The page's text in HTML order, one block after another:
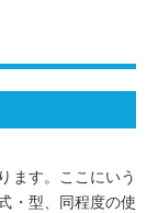
ます。ここにいう
・型、同程度の使